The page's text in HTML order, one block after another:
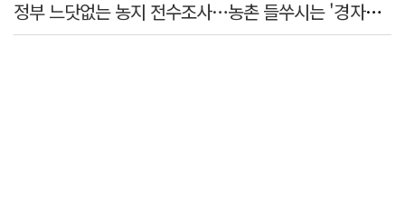
정부 느닷없는 농지 전수조사…농촌 들쑤시는 '경자유전'의 칼날